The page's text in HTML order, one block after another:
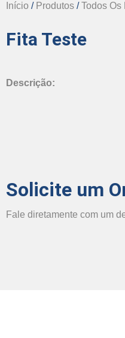
Início / Produtos /Todos Os
Fita Teste
Descrição:
Solicite um
Fale diretamente com um